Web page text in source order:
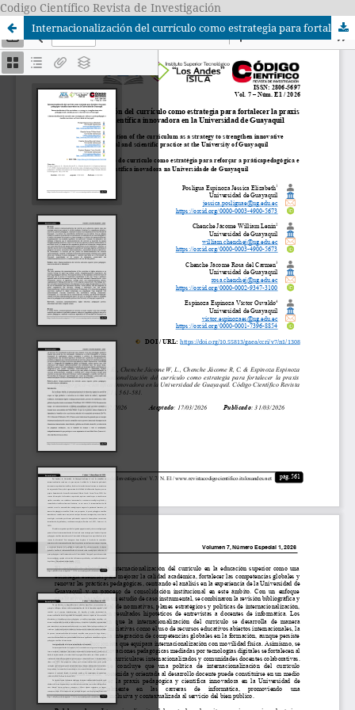
Codigo Científico Revista de Investigación
Internacionalización del currículo como estrategia para fortalecer la praxis pedagógica–científica innovadora en la Universidad de Guayaquil